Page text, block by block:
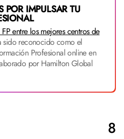
POR IMPULSAR TU
FP entre los mejores centros de
sido reconocido como el
Profesional online en
por Hamilton Global
8